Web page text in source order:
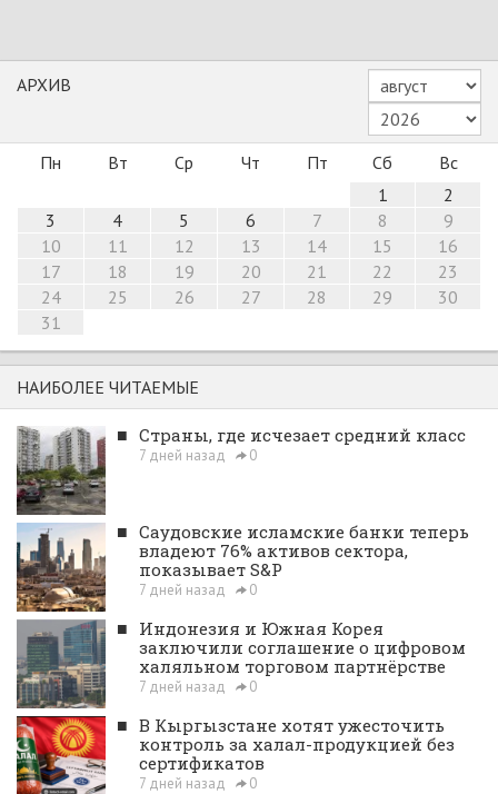
АРХИВ
Пн Вт Ср Чт Пт Сб
Вс
1
2
3
4 5 6 7 8
9
10
11 12 13 14 15
16
17
18 19 20 21 22
23
24
25 26 27 28 29
30
31
НАИБОЛЕЕ ЧИТАЕМЫЕ
■ Страны, где исчезает средний класс
7 дней назад 0
■ Саудовские исламские банки теперь
владеют 76% активов сектора,
показывает S&P
7 дней назад 0
■ Индонезия и Южная Корея
заключили соглашение о цифровом
халяльном торговом партнёрстве
7 дней назад 0
■ В Кыргызстане хотят ужесточить
контроль за халал-продукцией без
сертификатов
7 дней назад 0